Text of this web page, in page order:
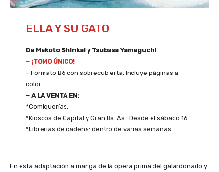
ELLA Y SU GATO
De Makoto Shinkai y Tsubasa Yamaguchi
– ¡TOMO ÚNICO!
– Formato B6 con sobrecubierta. Incluye páginas a
color.
– A LA VENTA EN:
*Comiquerías.
*Kioscos de Capital y Gran Bs. As.: Desde el sábado 16.
*Librerias de cadena: dentro de varias semanas.
En esta adaptación a manga de la opera prima del galardonado y